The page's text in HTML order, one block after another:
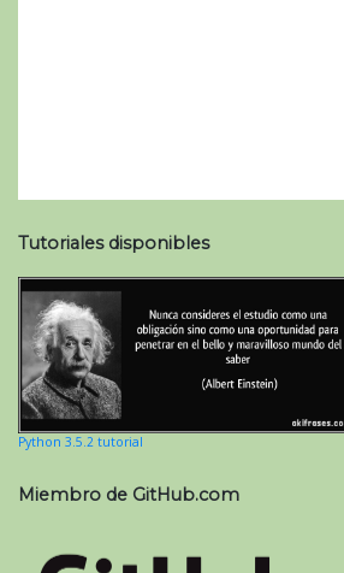
Tutoriales disponibles
Python 3.5.2 tutorial
Miembro de GitHub.com